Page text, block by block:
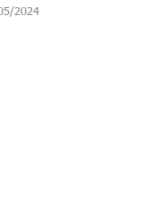
2024